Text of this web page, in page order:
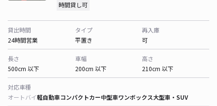
時間貸し可
貸出時間
24時間営業
タイプ
平置き
再入庫
可
長さ
500cm 以下
車幅
200cm 以下
高さ
210cm 以下
対応車種
オートバイ軽自動車コンパクトカー中型車ワンボックス大型車・SUV